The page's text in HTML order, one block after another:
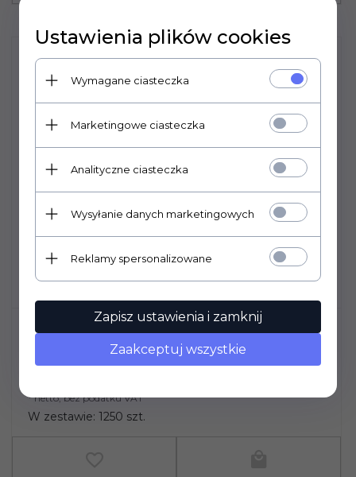
ELM WIECZKA FI 66 PSZCZOŁA -
KARTON 1250 SZT
* netto, bez podatku VAT
W zestawie: 1250 szt.
Cena za sztukę: 0.24 PLN
Ustawienia plików cookies
Wymagane ciasteczka
Marketingowe ciasteczka
Analityczne ciasteczka
Wysyłanie danych marketingowych
Reklamy spersonalizowane
Zapisz ustawienia i zamknij
Zaakceptuj wszystkie